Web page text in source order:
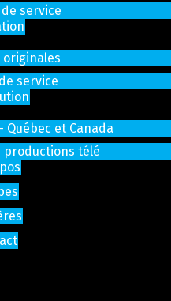
service
originales
service
Québec et Canada
productions télé